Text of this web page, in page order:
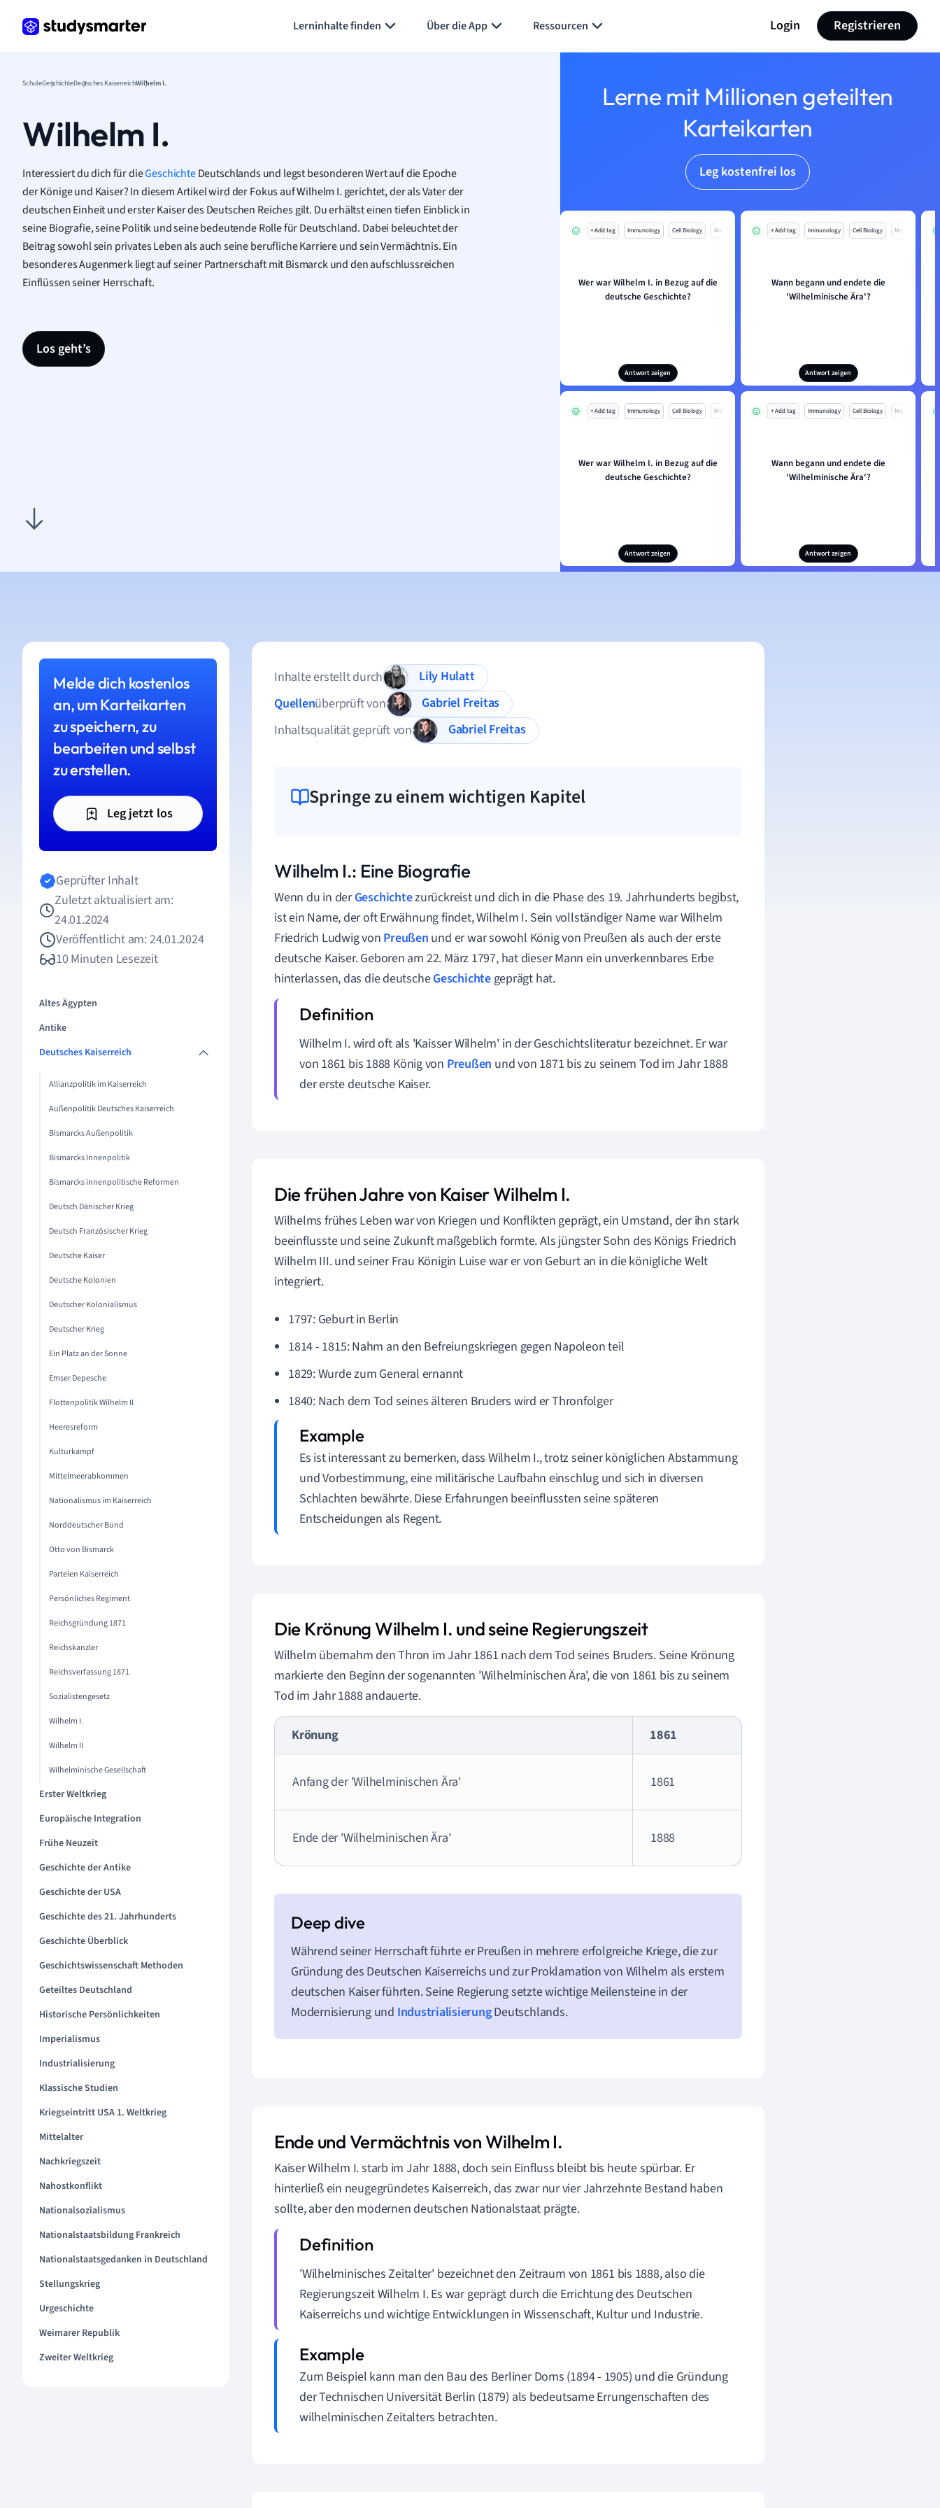
Lerninhalte finden Über die App Ressourcen Login Registrieren
SchuleGeschichteDeutsches KaiserreichWilhelm I.
Wilhelm I.
Interessiert du dich für dieGeschichteDeutschlands und legst besonderen Wert auf die Epoche
der Könige und Kaiser? In diesem Artikel wird der Fokus auf Wilhelm I. gerichtet, der als Vater der
deutschen Einheit und erster Kaiser des Deutschen Reiches gilt. Du erhältst einen tiefen Einblick in
seine Biografie, seine Politik und seine bedeutende Rolle für Deutschland. Dabei beleuchtet der
Beitrag sowohl sein privates Leben als auch seine berufliche Karriere und sein Vermächtnis. Ein
besonderes Augenmerk liegt auf seiner Partnerschaft mit Bismarck und den aufschlussreichen
Einflüssen seiner Herrschaft.
Los geht’s
Lerne mit Millionen geteilten
Karteikarten
Leg kostenfrei los
+ Add tag Immunology Cell Biology Mo
Wer war Wilhelm I. in Bezug auf die
deutsche Geschichte?
Antwort zeigen
+ Add tag Immunology Cell Biology Mo
Wann begann und endete die
'Wilhelminische Ära'?
Antwort zeigen
+ Add tag Immunology Cell Biology Mo
Wer war Wilhelm I. in Bezug auf die
deutsche Geschichte?
Antwort zeigen
+ Add tag Immunology Cell Biology Mo
Wann begann und endete die
'Wilhelminische Ära'?
Antwort zeigen
Melde dich kostenlos
an, um Karteikarten
zu speichern, zu
bearbeiten und selbst
zu erstellen.
Leg jetzt los
Geprüfter Inhalt
Zuletzt aktualisiert am:
24.01.2024
Veröffentlicht am: 24.01.2024
10 Minuten Lesezeit
Altes Ägypten
Antike
Deutsches Kaiserreich
Allianzpolitik im Kaiserreich
Außenpolitik Deutsches Kaiserreich
Bismarcks Außenpolitik
Bismarcks Innenpolitik
Bismarcks innenpolitische Reformen
Deutsch Dänischer Krieg
Deutsch Französischer Krieg
Deutsche Kaiser
Deutsche Kolonien
Deutscher Kolonialismus
Deutscher Krieg
Ein Platz an der Sonne
Emser Depesche
Flottenpolitik Wilhelm II
Heeresreform
Kulturkampf
Mittelmeerabkommen
Nationalismus im Kaiserreich
Norddeutscher Bund
Otto von Bismarck
Parteien Kaiserreich
Persönliches Regiment
Reichsgründung 1871
Reichskanzler
Reichsverfassung 1871
Sozialistengesetz
Wilhelm I.
Wilhelm II
Wilhelminische Gesellschaft
Erster Weltkrieg
Europäische Integration
Frühe Neuzeit
Geschichte der Antike
Geschichte der USA
Geschichte des 21. Jahrhunderts
Geschichte Überblick
Geschichtswissenschaft Methoden
Geteiltes Deutschland
Historische Persönlichkeiten
Imperialismus
Industrialisierung
Klassische Studien
Kriegseintritt USA 1. Weltkrieg
Mittelalter
Nachkriegszeit
Nahostkonflikt
Nationalsozialismus
Nationalstaatsbildung Frankreich
Nationalstaatsgedanken in Deutschland
Stellungskrieg
Urgeschichte
Weimarer Republik
Zweiter Weltkrieg
Inhalte erstellt durch
Lily Hulatt
Quellenüberprüft von
Gabriel Freitas
Inhaltsqualität geprüft von
Gabriel Freitas
Springe zu einem wichtigen Kapitel
Wilhelm I.: Eine Biografie
Wenn du in derGeschichtezurückreist und dich in die Phase des 19. Jahrhunderts begibst,
ist ein Name, der oft Erwähnung findet, Wilhelm I. Sein vollständiger Name war Wilhelm
Friedrich Ludwig von Preußen und er war sowohl König von Preußen als auch der erste
deutsche Kaiser. Geboren am 22. März 1797, hat dieser Mann ein unverkennbares Erbe
hinterlassen, das die deutscheGeschichtegeprägt hat.
Wilhelm I. wird oft als 'Kaisser Wilhelm' in der Geschichtsliteratur bezeichnet. Er war
von 1861 bis 1888 König von Preußen und von 1871 bis zu seinem Tod im Jahr 1888
der erste deutsche Kaiser.
Die frühen Jahre von Kaiser Wilhelm I.
Wilhelms frühes Leben war von Kriegen und Konflikten geprägt, ein Umstand, der ihn stark
beeinflusste und seine Zukunft maßgeblich formte. Als jüngster Sohn des Königs Friedrich
Wilhelm III. und seiner Frau Königin Luise war er von Geburt an in die königliche Welt
integriert.
1797: Geburt in Berlin
1814 - 1815: Nahm an den Befreiungskriegen gegen Napoleon teil
1829: Wurde zum General ernannt
1840: Nach dem Tod seines älteren Bruders wird er Thronfolger
Es ist interessant zu bemerken, dass Wilhelm I., trotz seiner königlichen Abstammung
und Vorbestimmung, eine militärische Laufbahn einschlug und sich in diversen
Schlachten bewährte. Diese Erfahrungen beeinflussten seine späteren
Entscheidungen als Regent.
Die Krönung Wilhelm I. und seine Regierungszeit
Wilhelm übernahm den Thron im Jahr 1861 nach dem Tod seines Bruders. Seine Krönung
markierte den Beginn der sogenannten 'Wilhelminischen Ära', die von 1861 bis zu seinem
Tod im Jahr 1888 andauerte.
Krönung 1861
Anfang der 'Wilhelminischen Ära' 1861
Ende der 'Wilhelminischen Ära' 1888
Während seiner Herrschaft führte er Preußen in mehrere erfolgreiche Kriege, die zur
Gründung des Deutschen Kaiserreichs und zur Proklamation von Wilhelm als erstem
deutschen Kaiser führten. Seine Regierung setzte wichtige Meilensteine in der
Modernisierung und IndustrialisierungDeutschlands.
Ende und Vermächtnis von Wilhelm I.
Kaiser Wilhelm I. starb im Jahr 1888, doch sein Einfluss bleibt bis heute spürbar. Er
hinterließ ein neugegründetes Kaiserreich, das zwar nur vier Jahrzehnte Bestand haben
sollte, aber den modernen deutschen Nationalstaat prägte.
'Wilhelminisches Zeitalter' bezeichnet den Zeitraum von 1861 bis 1888, also die
Regierungszeit Wilhelm I. Es war geprägt durch die Errichtung des Deutschen
Kaiserreichs und wichtige Entwicklungen in Wissenschaft, Kultur und Industrie.
Zum Beispiel kann man den Bau des Berliner Doms (1894 - 1905) und die Gründung
der Technischen Universität Berlin (1879) als bedeutsame Errungenschaften des
wilhelminischen Zeitalters betrachten.